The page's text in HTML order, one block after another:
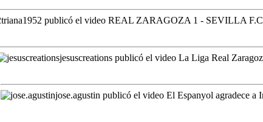
triana1952 publicó el video REAL ZARAGOZA 1 - SEVILLA
jesuscreations publicó el video La Liga Real
jose.agustin publicó el video El Espanyol agradece a